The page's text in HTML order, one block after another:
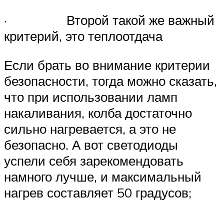
· Второй такой же важный
критерий, это теплоотдача
Если брать во внимание критерии
безопасности, тогда можно сказать,
что при использовании ламп
накаливания, колба достаточно
сильно нагревается, а это не
безопасно. А вот светодиоды
успели себя зарекомендовать
намного лучше, и максимальный
нагрев составляет 50 градусов;